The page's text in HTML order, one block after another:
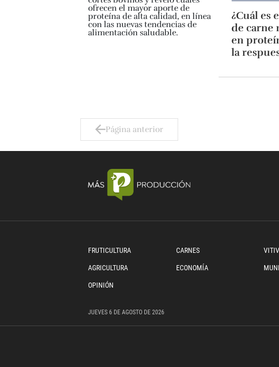
¿Cuál es
de carne
en
la
Página anterior
FRUTICULTURA CARNES
AGRICULTURA ECONOMÍA
OPINIÓN
JUEVES 6 DE AGOSTO DE 2026